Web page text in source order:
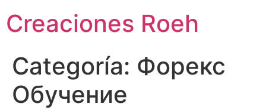
contenido
Creaciones Roeh
Categoría: Форекс
Обучение